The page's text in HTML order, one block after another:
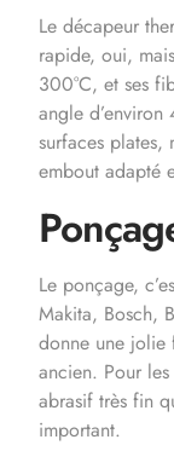
Le décapeur
rapide, oui,
300°C, et ses
angle
surfaces plates,
embout adapté
Le ponçage,
Makita, Bosch,
donne une jolie
ancien. Pour
abrasif très fin
important.